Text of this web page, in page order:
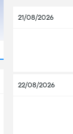
21/08/2026
22/08/2026